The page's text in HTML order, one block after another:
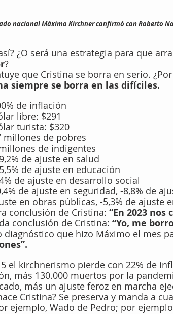
nacional Máximo Kirchner confirmó con Roberto
¿O será una estrategia para que
?
que Cristina se borra en serio.
siempre se borra en las difíciles.
de inflación
libre: $291
turista: $320
millones de pobres
de indigentes
de ajuste en salud
de ajuste en educación
de ajuste en desarrollo social
de ajuste en seguridad, -8,8% de
en obras públicas, -5,3% de ajuste
conclusión de Cristina: “En 2023 nos
conclusión de Cristina: “Yo, me
diagnóstico que hizo Máximo el mes
el kirchnerismo pierde con 22% de
más 130.000 muertos por la
más un ajuste feroz en marcha
Cristina? Se preserva y manda a
ejemplo, Wado de Pedro; por